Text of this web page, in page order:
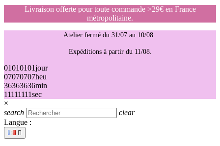
Livraison offerte pour toute commande >29€ en France
métropolitaine.
Atelier fermé du 31/07 au 10/08.
Expéditions à partir du 11/08.
01010101jour
07070707heu
36363636min
11111111sec
×
search
clear
Langue :
